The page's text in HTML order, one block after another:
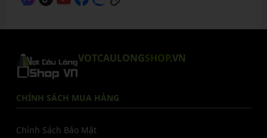
VOTCAULONGSHOP.VN
CHÍNH SÁCH MUA HÀNG
Chính Sách Bảo Mật